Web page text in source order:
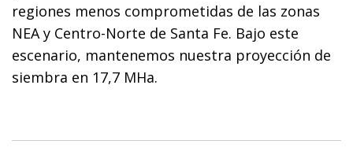
regiones menos comprometidas de las zonas
NEA y Centro-Norte de Santa Fe. Bajo este
escenario, mantenemos nuestra proyección de
siembra en 17,7 MHa.